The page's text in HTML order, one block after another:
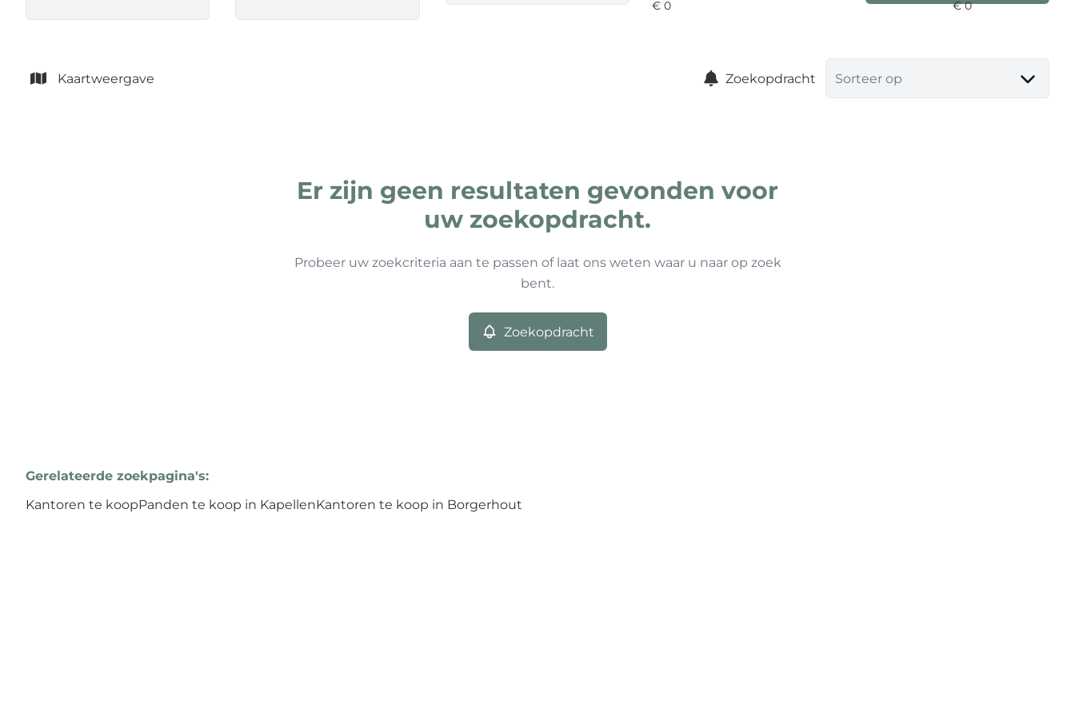
Kaartweergave Zoekopdracht Sorteer op
Er zijn geen resultaten gevonden voor
uw zoekopdracht.
Probeer uw zoekcriteria aan te passen of laat ons weten waar u naar op zoek
bent.
Zoekopdracht
Gerelateerde zoekpagina's:
Kantoren te koopPanden te koop in KapellenKantoren te koop in Borgerhout